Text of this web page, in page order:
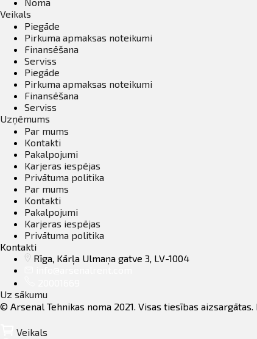
Veikals
Piegāde
Pirkuma apmaksas noteikumi
Finansēšana
Serviss
Piegāde
Pirkuma apmaksas noteikumi
Finansēšana
Serviss
Uzņēmums
Par mums
Kontakti
Pakalpojumi
Karjeras iespējas
Privātuma politika
Par mums
Kontakti
Pakalpojumi
Karjeras iespējas
Privātuma politika
Kontakti
Rīga, Kārļa Ulmaņa gatve 3, LV-1004
Uz sākumu
© Arsenal Tehnikas noma 2021. Visas tiesības
Veikals